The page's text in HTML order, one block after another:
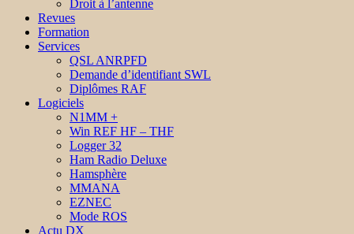
Droit à l’antenne
Revues
Formation
Services
QSL ANRPFD
Demande d’identifiant SWL
Diplômes RAF
Logiciels
N1MM +
Win REF HF – THF
Logger 32
Ham Radio Deluxe
Hamsphère
MMANA
EZNEC
Mode ROS
Actu DX